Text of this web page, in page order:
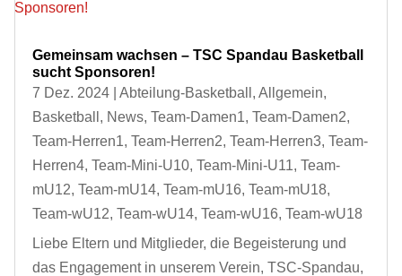
Gemeinsam wachsen – TSC Spandau Basketball
sucht Sponsoren!
7 Dez. 2024| Abteilung-Basketball , Allgemein,
Basketball , News, Team-Damen1, Team-Damen2,
Team-Herren1, Team-Herren2, Team-Herren3, Team-
Herren4, Team-Mini-U10, Team-Mini-U11, Team-
mU12, Team-mU14, Team-mU16, Team-mU18,
Team-wU12, Team-wU14, Team-wU16, Team-wU18
Liebe Eltern und Mitglieder, die Begeisterung und
das Engagement in unserem Verein, TSC-Spandau,